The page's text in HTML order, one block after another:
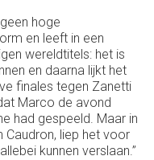
hoge
en leeft in een
wereldtitels: het is
en daarna lijkt het
finales tegen Zanetti
Marco de avond
had gespeeld. Maar in
Caudron, liep het voor
kunnen verslaan.’’